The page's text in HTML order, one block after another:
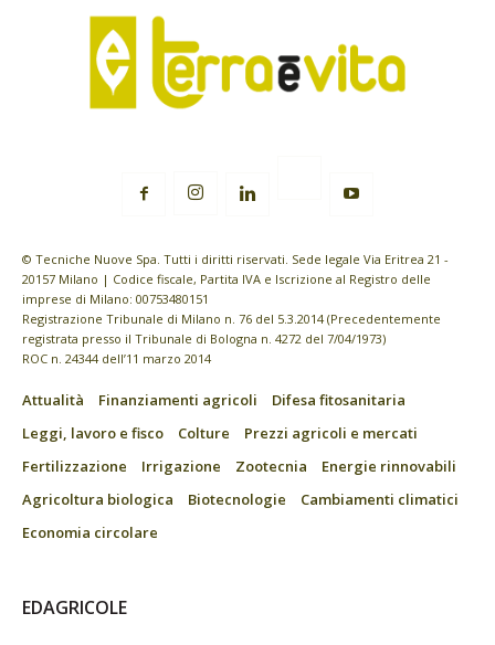
© Tecniche Nuove Spa. Tutti i diritti riservati. Sede legale Via Eritrea 21 -
20157 Milano | Codice fiscale, Partita IVA e Iscrizione al Registro delle
imprese di Milano: 00753480151
Registrazione Tribunale di Milano n. 76 del 5.3.2014 (Precedentemente
registrata presso il Tribunale di Bologna n. 4272 del 7/04/1973)
ROC n. 24344 dell’11 marzo 2014
Attualità Finanziamenti agricoli
Difesa fitosanitaria
Leggi, lavoro e fisco
Colture
Prezzi agricoli e mercati
Fertilizzazione
Irrigazione Zootecnia
Energie rinnovabili
Agricoltura biologica
Biotecnologie
Cambiamenti climatici
Economia circolare
EDAGRICOLE